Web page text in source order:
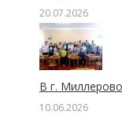
20.07.2026
В г.
10.06.2026